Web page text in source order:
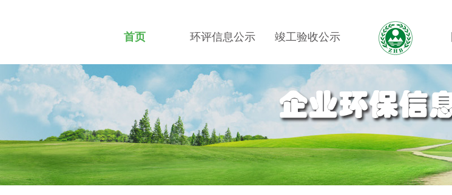
首页 环评信息公示 竣工验收公示
招贤纳士